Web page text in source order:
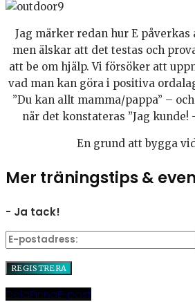
Jag märker redan hur E
men älskar att det testas och
att be om hjälp. Vi försöker att
vad man kan göra i positiva
”Du kan allt mamma/pappa” –
när det konstateras ”Jag kunde!
En grund att bygga
Mer träningstips &
- Ja tack!
DelaPinnaE-post